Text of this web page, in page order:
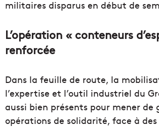
militaires disparus en début de
L’opération « conteneurs
renforcée
Dans la feuille de route, la
l’expertise et l’outil industriel du
aussi bien présents pour mener de
opérations de solidarité, face à